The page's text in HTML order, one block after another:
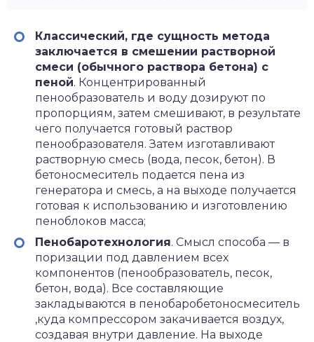
Классический, где сущность метода
заключается в смешении растворной
смеси (обычного раствора бетона) с
пеной. Концентрированный
пенообразователь и воду дозируют по
пропорциям, затем смешивают, в результате
чего получается готовый раствор
пенообразователя. Затем изготавливают
растворную смесь (вода, песок, бетон). В
бетоносмеситель подается пена из
генератора и смесь, а на выходе получается
готовая к использованию и изготовлению
пеноблоков масса;
Пенобаротехнология. Смысл способа — в
поризации под давлением всех
компонентов (пенообразователь, песок,
бетон, вода). Все составляющие
закладываются в пенобаробетоносмеситель
,куда компрессором закачивается воздух,
создавая внутри давление. На выходе